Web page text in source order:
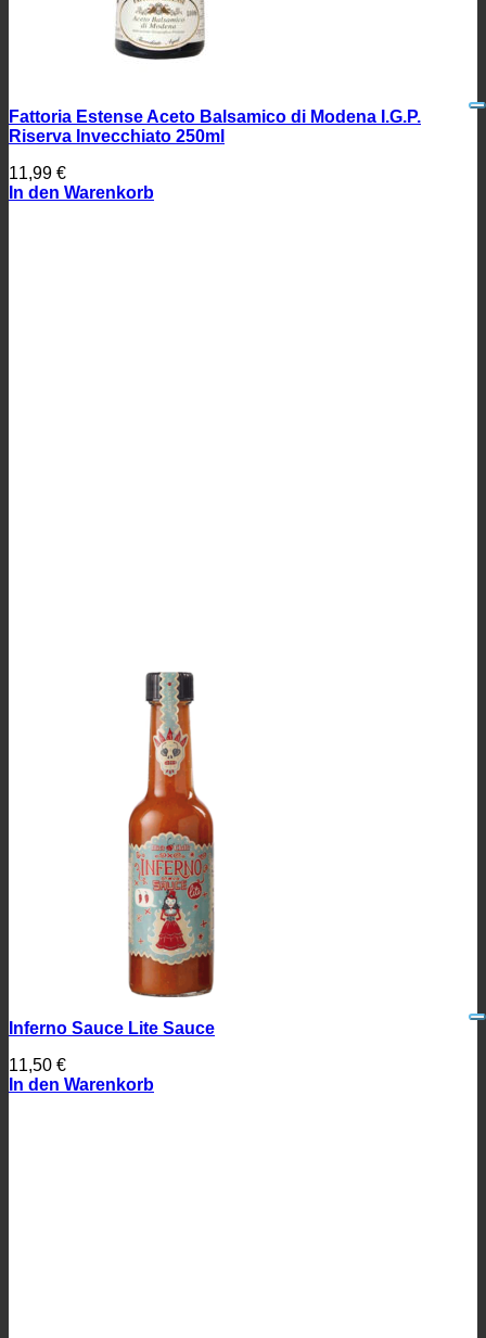
Fattoria Estense Aceto Balsamico di Modena I.G.P.
Riserva Invecchiato 250ml
11,99 €
In den Warenkorb
Inferno Sauce Lite Sauce
11,50 €
In den Warenkorb